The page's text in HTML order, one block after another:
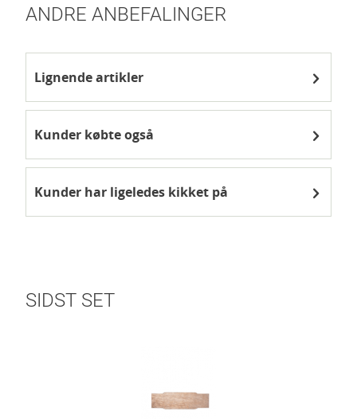
ANDRE ANBEFALINGER
Lignende artikler
Kunder købte også
Kunder har ligeledes kikket på
SIDST SET